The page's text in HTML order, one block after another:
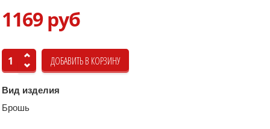
1169 руб
Вид изделия
Брошь